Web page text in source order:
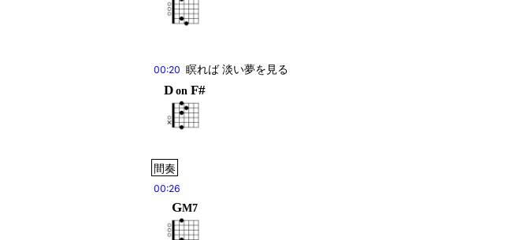
00:20 瞑れば 淡い夢を見る
D on F#
間奏
00:26
GM7